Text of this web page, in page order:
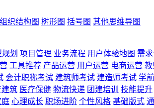
组织结构图 树形图 括号图 其他思维导图
划 项目管理 业务流程 用户体验地图 需
工具推荐 产品运营 用户运营 电商运营 教
会计职称考试 建筑师考试 建造师考试 学
建筑 医疗保健 物流快递 团建培训 技能提升
庭 心理成长 职场进阶 个性风格 基础版式